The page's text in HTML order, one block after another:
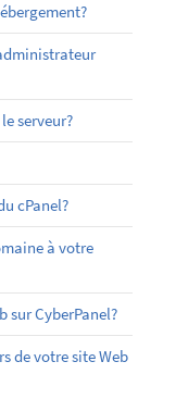
serveur?
cPanel?
à votre
sur CyberPanel?
de votre site Web